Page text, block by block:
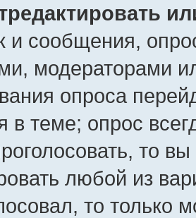
и сообщения,
модераторами
опроса
в теме; опрос
то
любой из
то только